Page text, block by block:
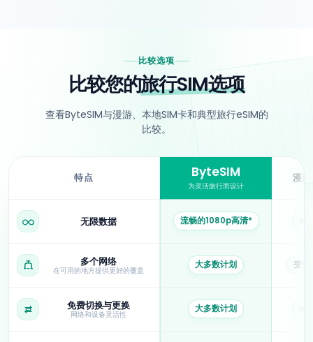
比较选项
比较您的旅行SIM选项
查看ByteSIM与漫游、本地SIM卡和典型旅行eSIM的
比较。
特点 ByteSIM
为灵活旅行而设计
漫游
无限数据 流畅的1080p高清*
多个网络
在可用的地方提供更好的覆盖 大多数计划 变化
免费切换与更换
网络和设备灵活性 大多数计划